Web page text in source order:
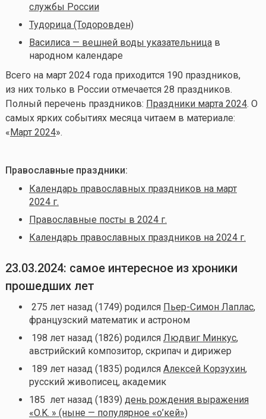
службы России
Тудорица (Тодоровден)
Василиса — вешней воды указательницав
народном календаре
Всего на март2024 года приходится 190 праздников,
из них только в России отмечается 28 праздников.
Полный перечень праздников: Праздники марта 2024. О
самых ярких событиях месяца читаем в материале:
«Март 2024».
Православные праздники:
Календарь православных праздников на март
2024 г.
Православные посты в 2024 г.
Календарь православных праздников на 2024 г.
23.03.2024: самое интересное из хроники
прошедших лет
275 лет назад (1749) родился Пьер-Симон Лаплас,
французский математик и астроном
198 лет назад (1826) родился Людвиг Минкус,
австрийский композитор, скрипач и дирижер
189 лет назад (1835) родился Алексей Корзухин,
русский живописец, академик
185 лет назад (1839) день рождения выражения
«O.K. » (ныне — популярное «о’кей»)